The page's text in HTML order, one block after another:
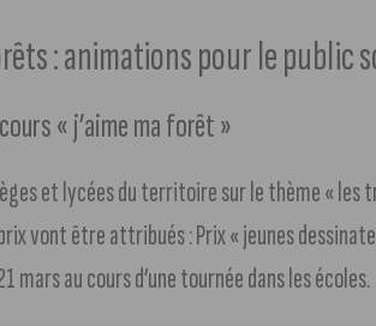
: animations pour le public
« j’aime ma forêt »
et lycées du territoire sur le thème « les
vont être attribués : Prix « jeunes
mars au cours d’une tournée dans les écoles.